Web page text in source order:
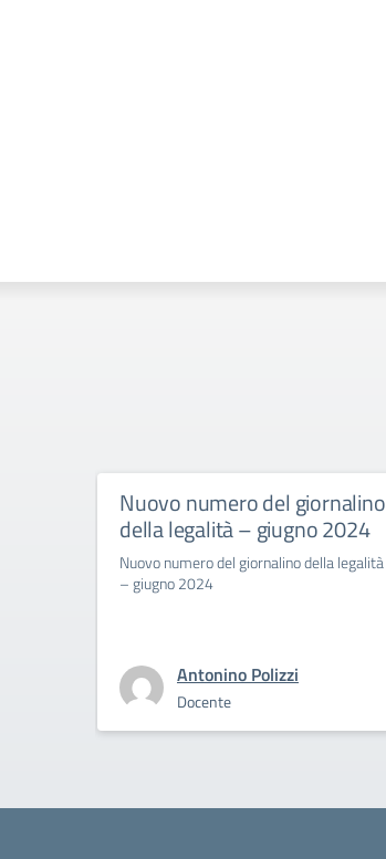
Nuovo numero del giornalino
della legalità – giugno 2024
Nuovo numero del giornalino della legalità
– giugno 2024
Antonino Polizzi
Docente